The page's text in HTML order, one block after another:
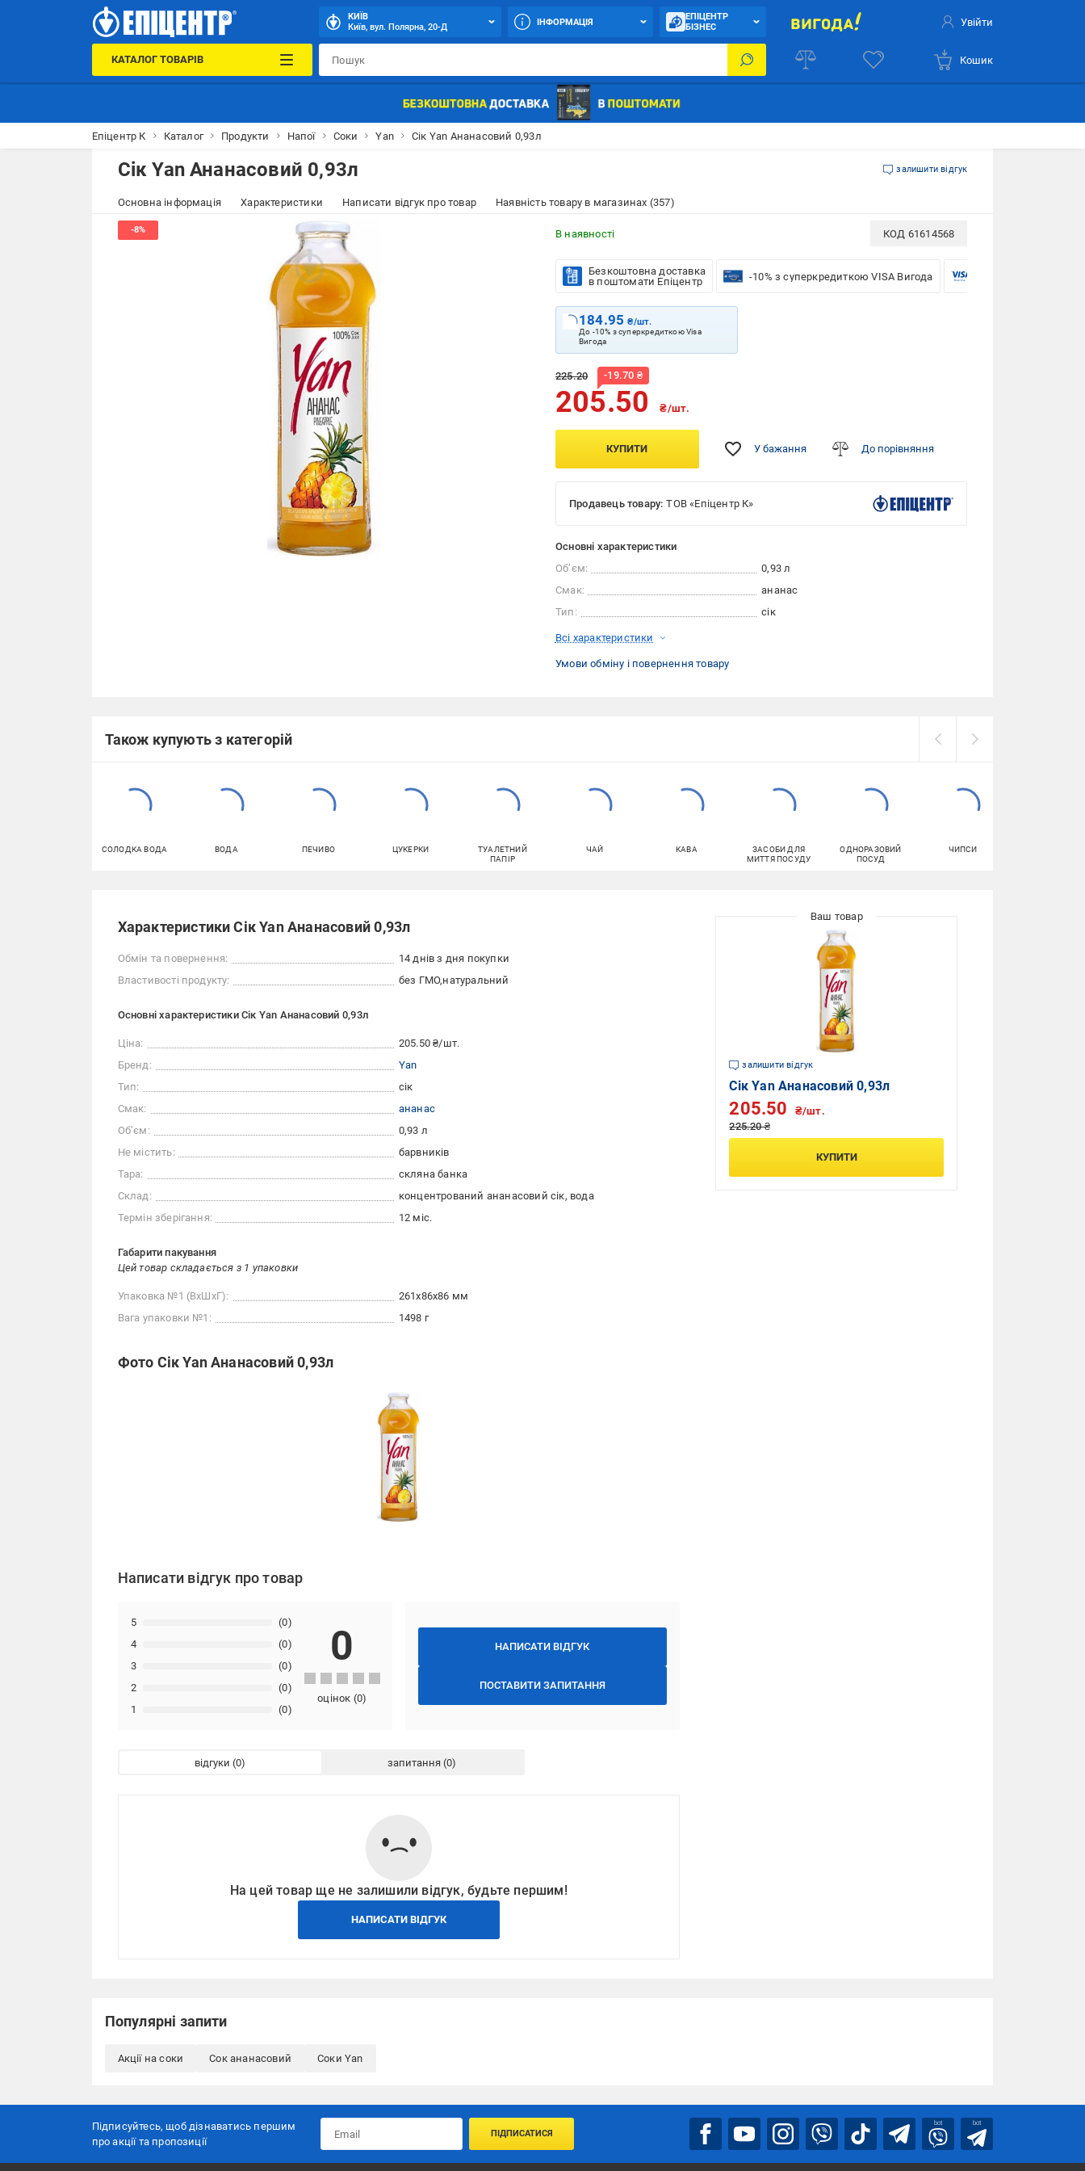
КИЇВ
Київ, вул. Полярна, 20-Д
ІНФОРМАЦІЯ
ЕПІЦЕНТР
БІЗНЕС
Увійти
КАТАЛОГ ТОВАРІВ Кошик
Епіцентр К Каталог Продукти Напої Соки Yan Сік Yan Ананасовий 0,93л
Сік Yan Ананасовий 0,93л залишити відгук
Основна інформація Характеристики Написати відгук про товар Наявність товару в магазинах (357)
В наявності КОД 61614568
Безкоштовна доставка
в поштомати Епіцентр
-10% з суперкредиткою VISA Вигода
184.95₴/шт.
До -10% з суперкредиткою Visa
Вигода
225.20 -19.70 ₴
205.50 ₴/шт.
КУПИТИ У бажання До порівняння
Продавець товару: ТОВ «Епіцентр К»
Основні характеристики
Об’єм:
0,93 л
Смак:
ананас
Тип:
сік
Всі характеристики
Умови обміну і повернення товару
Також купують з категорій
СОЛОДКА ВОДА ВОДА ПЕЧИВО ЦУКЕРКИ
ТУАЛЕТНИЙ
ПАПІР
ЧАЙ КАВА
ЗАСОБИ ДЛЯ
МИТТЯ ПОСУДУ
ОДНОРАЗОВИЙ
ПОСУД
ЧИПСИ
Характеристики Сік Yan Ананасовий 0,93л
Обмін та повернення:
14 днів з дня покупки
Властивості продукту:
без ГМО натуральний
Основні характеристики Сік Yan Ананасовий 0,93л
Ціна:
205.50 ₴/шт.
Бренд:
Yan
Тип:
сік
Смак:
ананас
Об’єм:
0,93 л
Не містить:
барвників
Тара:
скляна банка
Склад:
концентрований ананасовий сік, вода
Термін зберігання:
12 міс.
Габарити пакування
Цей товар складається з 1 упаковки
Упаковка №1 (ВхШхГ):
261x86x86 мм
Вага упаковки №1:
1498 г
Фото Сік Yan Ананасовий 0,93л
Написати відгук про товар
НАПИСАТИ ВІДГУК
ПОСТАВИТИ ЗАПИТАННЯ
1 (0)
2 (0)
3 (0)
4 (0)
5 (0)
0
оцінок (0)
відгуки запитання
На цей товар ще не залишили відгук, будьте першим!
НАПИСАТИ ВІДГУК
залишити відгук
Сік Yan Ананасовий 0,93л
225.20 ₴
205.50 ₴/шт.
КУПИТИ
Популярні запити
Акції на соки Сок ананасовий Соки Yan
Підписуйтесь, щоб дізнаватись першим
про акції та пропозиції
ПІДПИСАТИСЯ
bot bot